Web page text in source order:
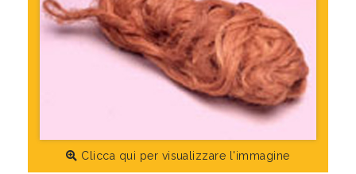
Clicca qui per visualizzare l'immagine